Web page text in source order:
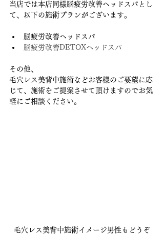
当店では本店同様脳疲労改善ヘッドスパとし
て、以下の施術プランがございます。
脳疲労改善ヘッドスパ
脳疲労改善DETOXヘッドスパ
その他、
毛穴レス美背中施術などお客様のご要望に応
じて、施術をご提案させて頂けますのでお気
軽にご相談ください。
毛穴レス美背中施術イメージ男性もどうぞ